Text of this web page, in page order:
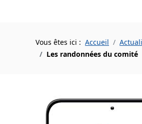
Vous êtes ici : Accueil
Les randonnées du comité